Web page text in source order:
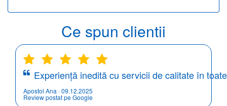
Ce spun clientii
Experiență inedită cu servicii de calitate în
Apostol Ana · 09.12.2025
Review postat pe Google